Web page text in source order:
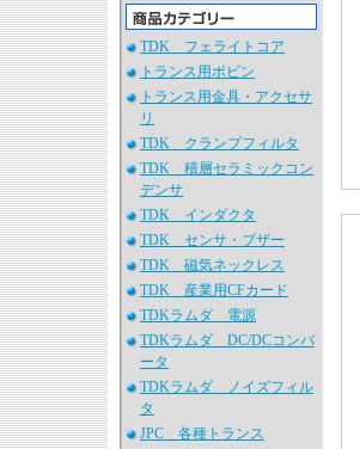
TDK フェライトコア
トランス用ボビン
トランス用金具・アクセサ
リ
TDK クランプフィルタ
TDK 積層セラミックコン
デンサ
TDK インダクタ
TDK センサ・ブザー
TDK 磁気ネックレス
TDK 産業用CFカード
TDKラムダ 電源
TDKラムダ DC/DCコンバ
ータ
TDKラムダ ノイズフィル
タ
JPC 各種トランス